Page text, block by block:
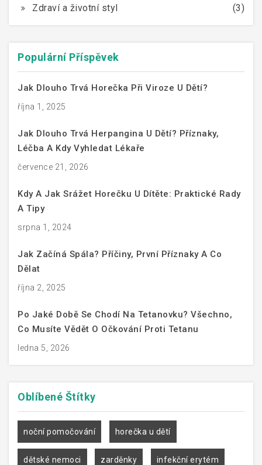
Zdraví a životní styl
(3)
Populární Příspěvek
Jak Dlouho Trvá Horečka Při Viroze U Dětí?
října 1, 2025
Jak Dlouho Trvá Herpangina U Dětí? Příznaky,
Léčba A Kdy Vyhledat Lékaře
července 21, 2026
Kdy A Jak Srážet Horečku U Dítěte: Praktické Rady
A Tipy
srpna 1, 2024
Jak Začíná Spála? Příčiny, První Příznaky A Co
Dělat
října 2, 2025
Po Jaké Době Se Chodí Na Tetanovku? Všechno,
Co Musíte Vědět O Očkování Proti Tetanu
ledna 5, 2026
Oblíbené Štítky
noční pomočování horečka u dětí
dětské nemoci zarděnky infekční erytém